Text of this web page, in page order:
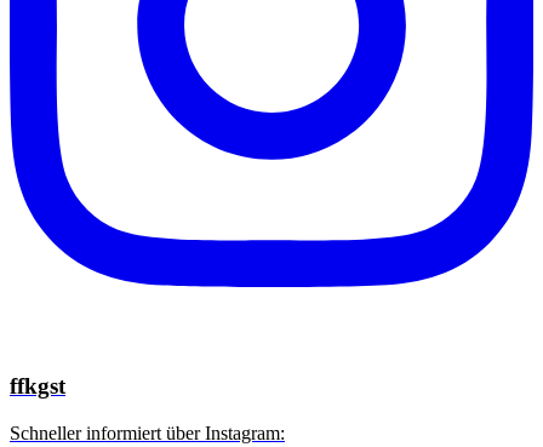
ffkgst
Schneller informiert über Instagram: